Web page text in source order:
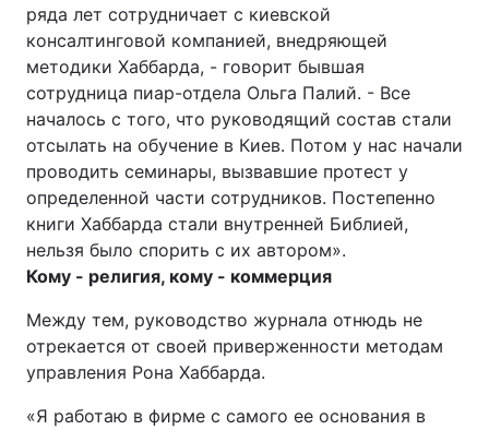
ряда лет сотрудничает с киевской
консалтинговой компанией, внедряющей
методики Хаббарда, - говорит бывшая
сотрудница пиар-отдела Ольга Палий. - Все
началось с того, что руководящий состав стали
отсылать на обучение в Киев. Потом у нас начали
проводить семинары, вызвавшие протест у
определенной части сотрудников. Постепенно
книги Хаббарда стали внутренней Библией,
нельзя было спорить с их автором».
Кому - религия, кому - коммерция
Между тем, руководство журнала отнюдь не
отрекается от своей приверженности методам
управления Рона Хаббарда.
«Я работаю в фирме с самого ее основания в